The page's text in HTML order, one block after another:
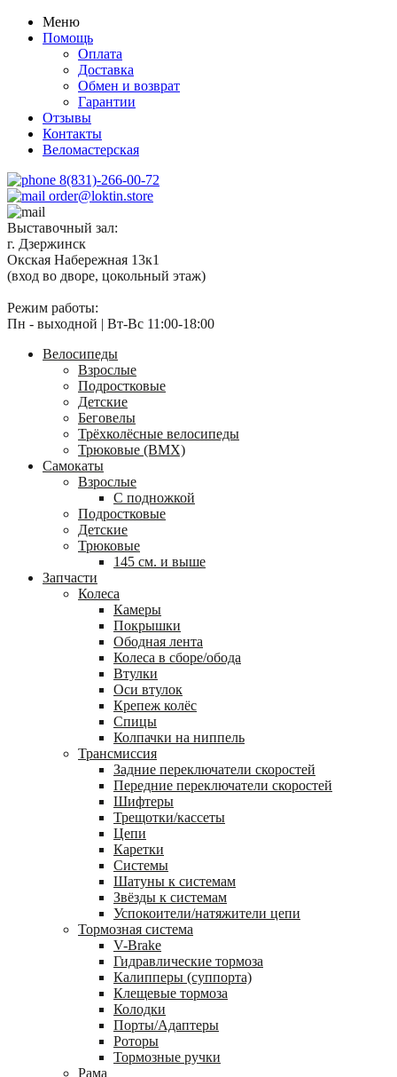
Меню
Помощь
Оплата
Доставка
Обмен и возврат
Гарантии
Отзывы
Контакты
Веломастерская
8(831)-266-00-72
order@loktin.store
Выставочный зал:
г. Дзержинск
Окская Набережная 13к1
(вход во дворе, цокольный этаж)
Режим работы:
Пн - выходной | Вт-Вс 11:00-18:00
Велосипеды
Взрослые
Подростковые
Детские
Беговелы
Трёхколёсные велосипеды
Трюковые (BMX)
Самокаты
Взрослые
С подножкой
Подростковые
Детские
Трюковые
145 см. и выше
Запчасти
Колеса
Камеры
Покрышки
Ободная лента
Колеса в сборе/обода
Втулки
Оси втулок
Крепеж колёс
Спицы
Колпачки на ниппель
Трансмиссия
Задние переключатели скоростей
Передние переключатели скоростей
Шифтеры
Трещотки/кассеты
Цепи
Каретки
Системы
Шатуны к системам
Звёзды к системам
Успокоители/натяжители цепи
Тормозная система
V-Brake
Гидравлические тормоза
Калипперы (суппорта)
Клещевые тормоза
Колодки
Порты/Адаптеры
Роторы
Тормозные ручки
Рама